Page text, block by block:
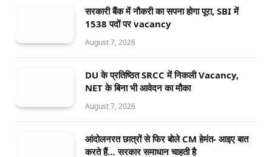
सरकारी बैंक में नौकरी का सपना होगा पूरा, SBI में
1538 पदों पर vacancy
August 7, 2026
DU के प्रतिष्ठित SRCC में निकली Vacancy,
NET के बिना भी आवेदन का मौका
August 7, 2026
आंदोलनरत छात्रों से फिर बोले CM हेमंत- आइए बात
करते हैं… सरकार समाधान चाहती है